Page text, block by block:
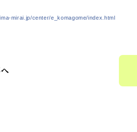
mirai.jp/center/e_komagome/index.html